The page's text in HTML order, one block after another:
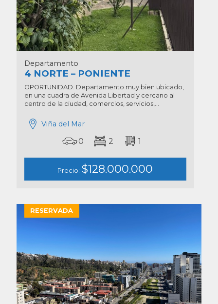
Departamento
4 NORTE – PONIENTE
OPORTUNIDAD. Departamento muy bien ubicado,
en una cuadra de Avenida Libertad y cercano al
centro de la ciudad, comercios, servicios,...
Viña del Mar
0 2 1
Precio: $128.000.000
RESERVADA